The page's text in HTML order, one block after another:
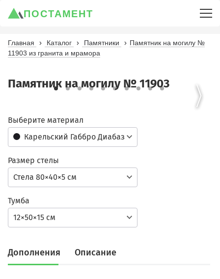
ПОСТАМЕНТ
Главная Каталог Памятники
Памятник на могилу №
11903 из гранита и мрамора
Памятник на могилу № 11903
Карельский Габбро Диабаз
Выберите материал
Стела 80×40×5 см
Размер стелы
12×50×15 см
Тумба
Дополнения Описание